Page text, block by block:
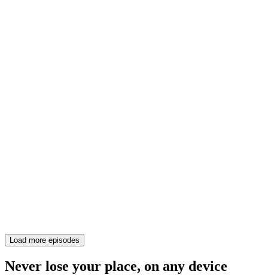
Load more episodes
Never lose your place, on any device